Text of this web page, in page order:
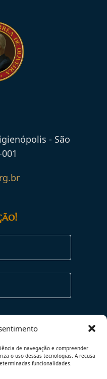
de navegação e compreender
o uso dessas tecnologias. A recusa
funcionalidades.
- São